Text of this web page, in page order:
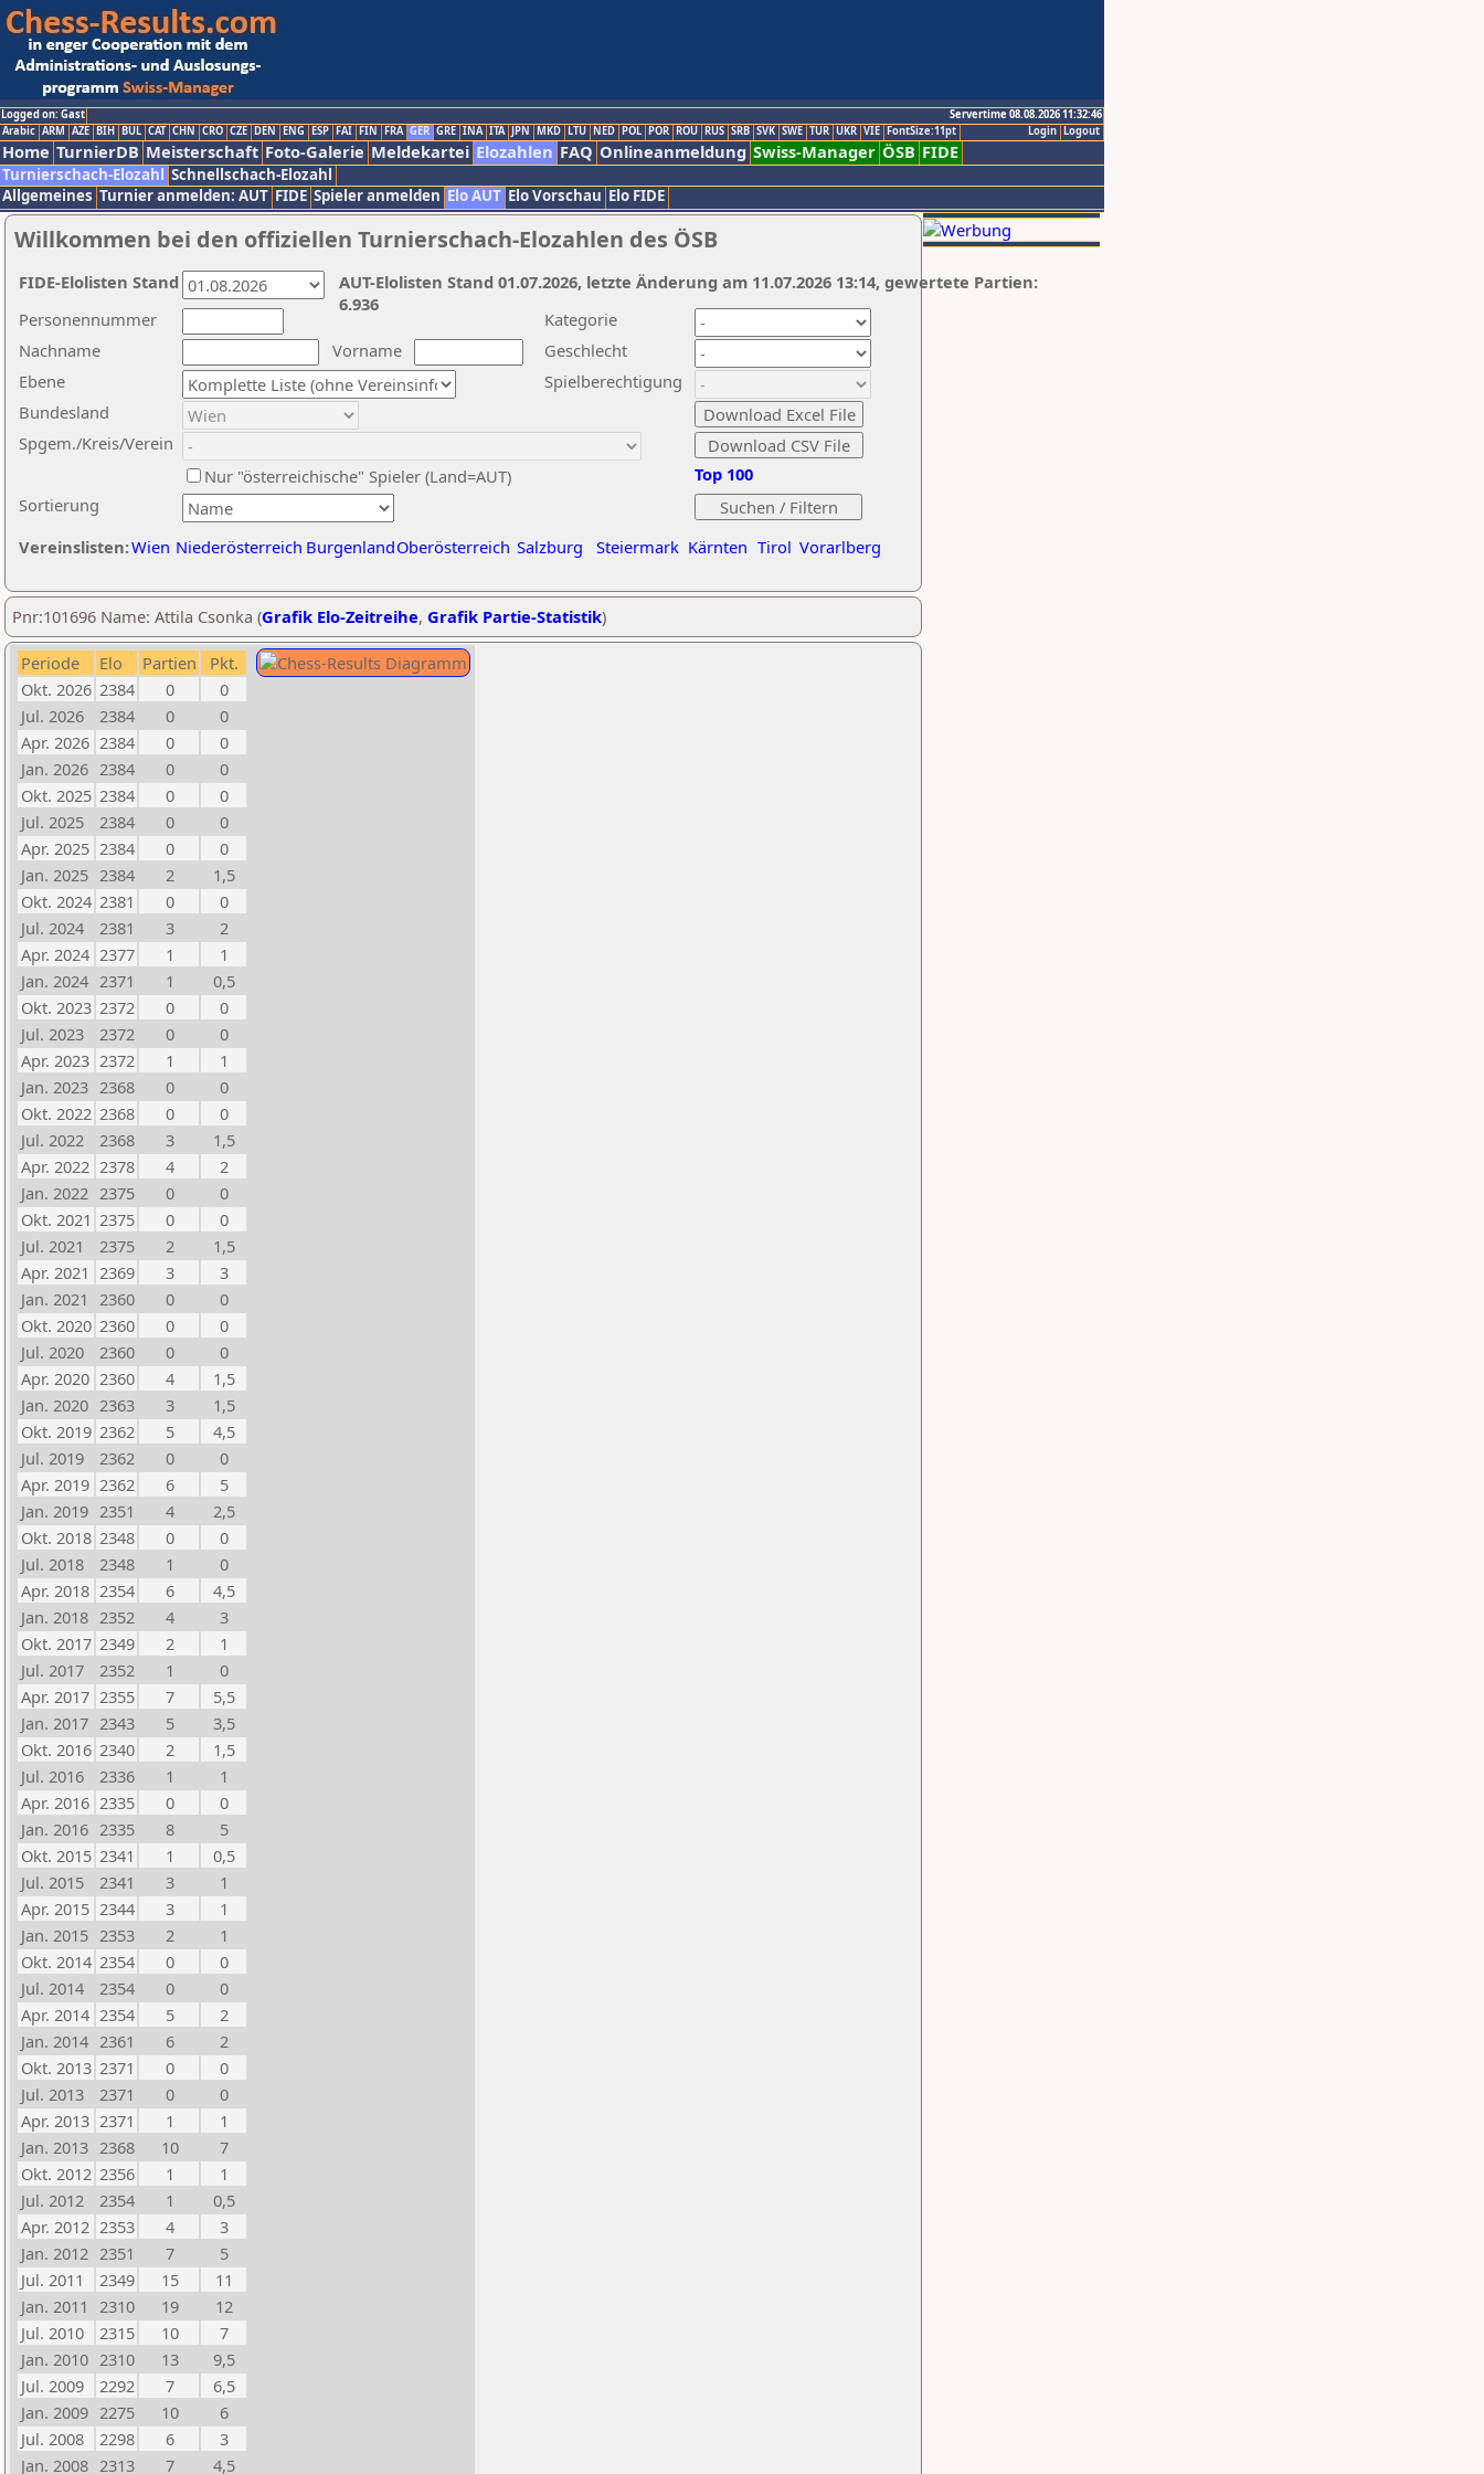
Logged on: Gast
Servertime 08.08.2026 11:32:46
Logout
Login
Arabic ARM AZE BIH BUL CAT CHN CRO CZE DEN ENG ESP FAI FIN FRA GER GRE INA ITA JPN MKD LTU NED POL POR ROU RUS SRB SVK SWE TUR UKR VIE FontSize:11pt
Home TurnierDB Meisterschaft Foto-Galerie Meldekartei Elozahlen FAQ Onlineanmeldung Swiss-Manager ÖSB FIDE
Turnierschach-Elozahl Schnellschach-Elozahl
Allgemeines Turnier anmelden: AUT FIDE Spieler anmelden Elo AUT Elo Vorschau Elo FIDE
Willkommen bei den offiziellen Turnierschach-Elozahlen des ÖSB
Nachname
Vorname
Ebene
Kategorie
Sortierung
Personennummer
Bundesland
Spgem./Kreis/Verein
Geschlecht
Nur "österreichische" Spieler (Land=AUT)
Spielberechtigung
Vereinslisten:Wien Niederösterreich BurgenlandOberösterreich Salzburg Steiermark Kärnten Tirol Vorarlberg
Top 100
AUT-Elolisten Stand 01.07.2026, letzte Änderung am 11.07.2026 13:14, gewertete Partien:
6.936
FIDE-Elolisten Stand
Pnr:101696 Name: Attila Csonka (Grafik Elo-Zeitreihe, Grafik Partie-Statistik)
Periode Elo Partien
Pkt.
Okt. 2026 2384 0
0
Jul. 2026
2384 0
0
Apr. 2026 2384 0
0
Jan. 2026 2384 0
0
Okt. 2025 2384 0
0
Jul. 2025
2384 0
0
Apr. 2025 2384 0
0
Jan. 2025 2384 2
1,5
Okt. 2024 2381 0
0
Jul. 2024
2381 3
2
Apr. 2024 2377 1
1
Jan. 2024 2371 1
0,5
Okt. 2023 2372 0
0
Jul. 2023
2372 0
0
Apr. 2023 2372 1
1
Jan. 2023 2368 0
0
Okt. 2022 2368 0
0
Jul. 2022
2368 3
1,5
Apr. 2022 2378 4
2
Jan. 2022 2375 0
0
Okt. 2021 2375 0
0
Jul. 2021
2375 2
1,5
Apr. 2021 2369 3
3
Jan. 2021 2360 0
0
Okt. 2020 2360 0
0
Jul. 2020
2360 0
0
Apr. 2020 2360 4
1,5
Jan. 2020 2363 3
1,5
Okt. 2019 2362 5
4,5
Jul. 2019
2362 0
0
Apr. 2019 2362 6
5
Jan. 2019 2351 4
2,5
Okt. 2018 2348 0
0
Jul. 2018
2348 1
0
Apr. 2018 2354 6
4,5
Jan. 2018 2352 4
3
Okt. 2017 2349 2
1
Jul. 2017
2352 1
0
Apr. 2017 2355 7
5,5
Jan. 2017 2343 5
3,5
Okt. 2016 2340 2
1,5
Jul. 2016
2336 1
1
Apr. 2016 2335 0
0
Jan. 2016 2335 8
5
Okt. 2015 2341 1
0,5
Jul. 2015
2341 3
1
Apr. 2015 2344 3
1
Jan. 2015 2353 2
1
Okt. 2014 2354 0
0
Jul. 2014
2354 0
0
Apr. 2014 2354 5
2
Jan. 2014 2361 6
2
Okt. 2013 2371 0
0
Jul. 2013
2371 0
0
Apr. 2013 2371 1
1
Jan. 2013 2368 10
7
Okt. 2012 2356 1
1
Jul. 2012
2354 1
0,5
Apr. 2012 2353 4
3
Jan. 2012 2351 7
5
Jul. 2011
2349 15
11
Jan. 2011 2310 19
12
Jul. 2010
2315 10
7
Jan. 2010 2310 13
9,5
Jul. 2009
2292 7
6,5
Jan. 2009 2275 10
6
Jul. 2008
2298 6
3
Jan. 2008 2313 7 4,5